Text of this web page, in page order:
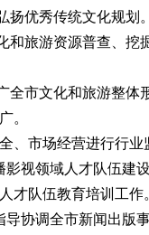
优秀传统文化规
和旅游资源普查、
全市文化和旅游整
。
、市场经营进行行
视领域人才队伍
才队伍教育培训工作
协调全市新闻出